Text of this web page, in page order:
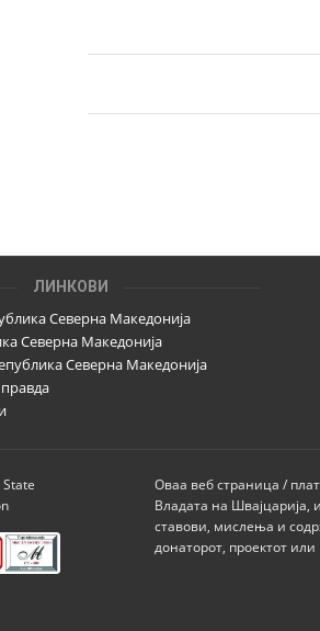
ЛИНКОВИ
Северна Македонија
Северна Македонија
Северна Македонија
Оваа веб страница /
Владата на
ставови, мислења и
донаторот, проектот